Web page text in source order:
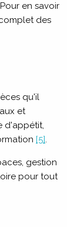
en savoir
des
qu'il
et
d'appétit,
[5].
gestion
pour tout